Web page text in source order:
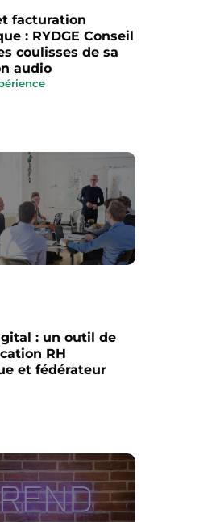
facturation
: RYDGE Conseil
coulisses de sa
audio
: un outil de
RH
et fédérateur